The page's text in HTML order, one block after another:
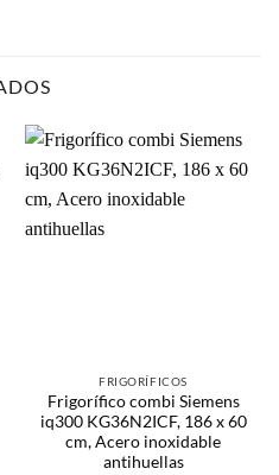
FRIGORÍFICOS
Frigorífico combi Siemens
iq300 KG36N2ICF, 186 x 60
cm, Acero inoxidable
antihuellas